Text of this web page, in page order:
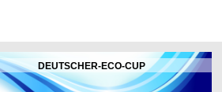
DEUTSCHER-ECO-CUP